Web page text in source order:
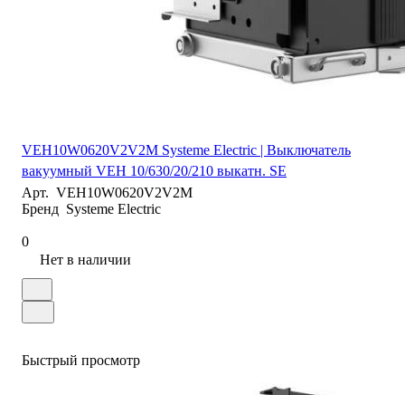
VEH10W0620V2V2M Systeme Electric | Выключатель
вакуумный VEH 10/630/20/210 выкатн. SE
Арт. VEH10W0620V2V2M
Бренд Systeme Electric
0
Нет в наличии
Быстрый просмотр